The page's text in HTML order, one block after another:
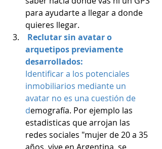
para ayudarte a llegar a donde
quieres llegar.
Reclutar sin avatar o
arquetipos previamente
desarrollados:
Identificar a los potenciales
inmobiliarios mediante un
avatar no es una cuestión de
demografía. Por ejemplo las
estadisticas que arrojan las
redes sociales "mujer de 20 a 35